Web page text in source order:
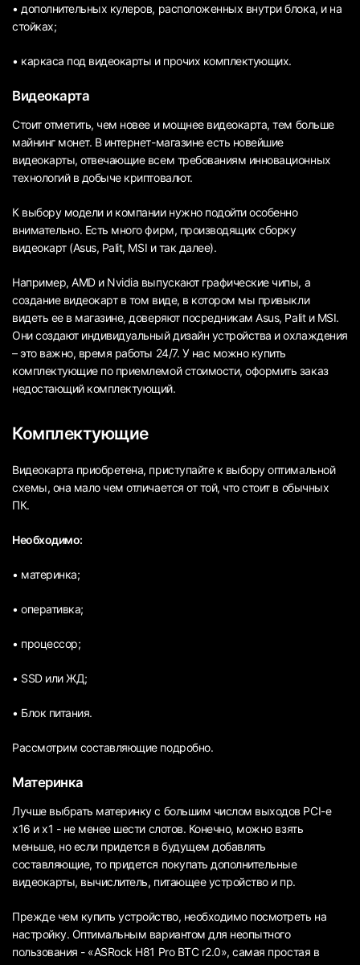
• дополнительных кулеров, расположенных внутри блока, и на
стойках;
• каркаса под видеокарты и прочих комплектующих.
Видеокарта
Стоит отметить, чем новее и мощнее видеокарта, тем больше
майнинг монет. В интернет-магазине есть новейшие
видеокарты, отвечающие всем требованиям инновационных
технологий в добыче криптовалют.
К выбору модели и компании нужно подойти особенно
внимательно. Есть много фирм, производящих сборку
видеокарт (Asus, Palit, MSI и так далее).
Например, AMD и Nvidia выпускают графические чипы, а
создание видеокарт в том виде, в котором мы привыкли
видеть ее в магазине, доверяют посредникам Asus, Palit и MSI.
Они создают индивидуальный дизайн устройства и охлаждения
– это важно, время работы 24/7. У нас можно купить
комплектующие по приемлемой стоимости, оформить заказ
недостающий комплектующий.
Комплектующие
Видеокарта приобретена, приступайте к выбору оптимальной
схемы, она мало чем отличается от той, что стоит в обычных
ПК.
Необходимо:
• материнка;
• оперативка;
• процессор;
• SSD или ЖД;
• Блок питания.
Рассмотрим составляющие подробно.
Материнка
Лучше выбрать материнку с большим числом выходов PCI-e
x16 и x1 - не менее шести слотов. Конечно, можно взять
меньше, но если придется в будущем добавлять
составляющие, то придется покупать дополнительные
видеокарты, вычислитель, питающее устройство и пр.
Прежде чем купить устройство, необходимо посмотреть на
настройку. Оптимальным вариантом для неопытного
пользования - «ASRock H81 Pro BTC r2.0», самая простая в